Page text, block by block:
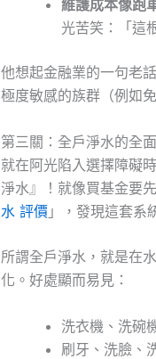
維護成本像跑
光苦笑：「這
他想起金融業的一句老
極度敏感的族群（例如
第三關：全戶淨水的全
就在阿光陷入選擇障礙
淨水』！就像買基金要
水 評價 」，發現這套系
所謂全戶淨水，就是在
化。好處顯而易見：
洗衣機、洗碗
刷牙、洗臉、